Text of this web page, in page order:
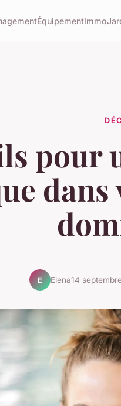
ÉquipementImmo
pour
dans
E Elena14